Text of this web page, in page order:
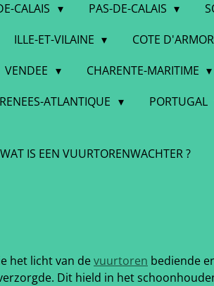
CALAIS PAS-DE-CALAIS
ILLE-ET-VILAINE COTE D'ARMOR
VENDEE CHARENTE-MARITIME
ATLANTIQUE
PORTUGAL
WAT IS EEN VUURTORENWACHTER ?
het licht van devuurtoren bediende
Dit hield in het